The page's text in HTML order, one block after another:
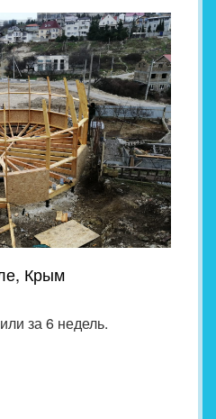
Крым
за 6 недель.